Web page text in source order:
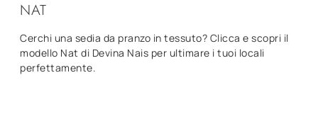
NAT
Cerchi una sedia da pranzo in tessuto? Clicca e scopri il
modello Nat di Devina Nais per ultimare i tuoi locali
perfettamente.